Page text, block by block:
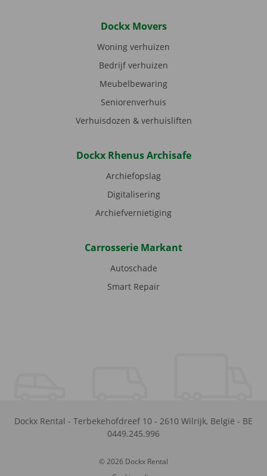
Dockx Movers
Woning verhuizen
Bedrijf verhuizen
Meubelbewaring
Seniorenverhuis
Verhuisdozen & verhuisliften
Dockx Rhenus Archisafe
Archiefopslag
Digitalisering
Archiefvernietiging
Carrosserie Markant
Autoschade
Smart Repair
Dockx Rental - Terbekehofdreef 10 - 2610 Wilrijk, België - BE
0449.245.996
© 2026 Dockx Rental